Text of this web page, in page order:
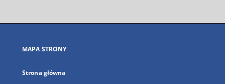
się
karcie
MAPA STRONY
Strona główna